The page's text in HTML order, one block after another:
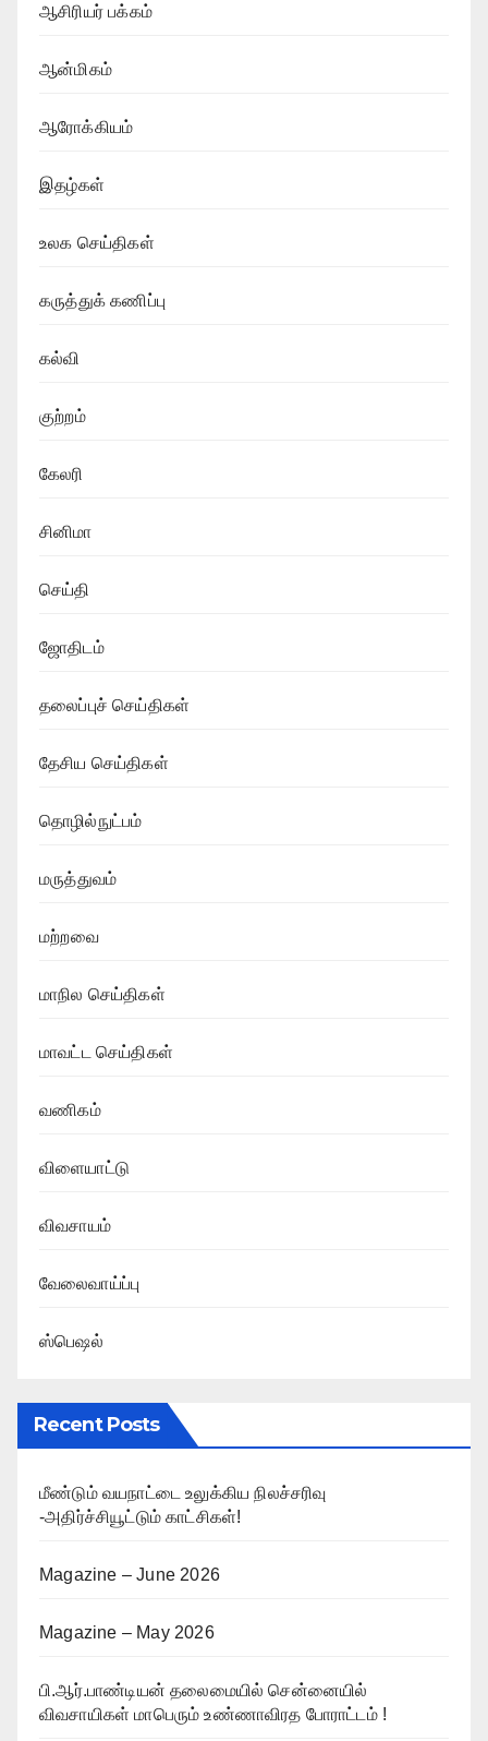
ஆசிரியர் பக்கம்
ஆன்மிகம்
ஆரோக்கியம்
இதழ்கள்
உலக செய்திகள்
கருத்துக் கணிப்பு
கல்வி
குற்றம்
கேலரி
சினிமா
செய்தி
ஜோதிடம்
தலைப்புச் செய்திகள்
தேசிய செய்திகள்
தொழில்நுட்பம்
மருத்துவம்
மற்றவை
மாநில செய்திகள்
மாவட்ட செய்திகள்
வணிகம்
விளையாட்டு
விவசாயம்
வேலைவாய்ப்பு
ஸ்பெஷல்
Recent Posts
மீண்டும் வயநாட்டை உலுக்கிய நிலச்சரிவு
-அதிர்ச்சியூட்டும் காட்சிகள்!
Magazine – June 2026
Magazine – May 2026
பி.ஆர்.பாண்டியன் தலைமையில் சென்னையில்
விவசாயிகள் மாபெரும் உண்ணாவிரத போராட்டம் !